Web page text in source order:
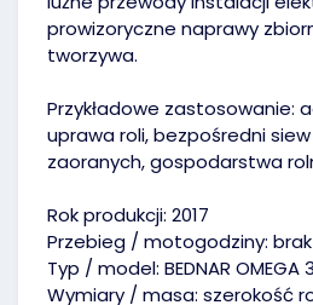
prowizoryczne naprawy
tworzywa.
Przykładowe zastosowanie:
uprawa roli, bezpośredni
zaoranych, gospodarstwa
Rok produkcji: 2017
Przebieg / motogodziny:
Typ / model: BEDNAR OMEGA
Wymiary / masa: szerokość